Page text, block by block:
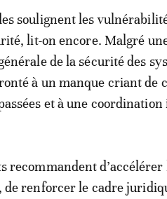
soulignent les
lit-on encore. Malgré
de la sécurité des
à un manque criant de
et à une
recommandent
renforcer le cadre